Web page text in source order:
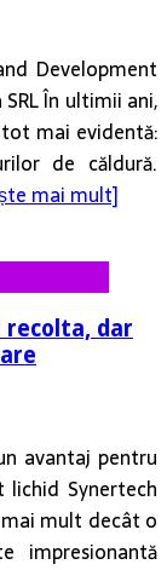
Development
În ultimii ani,
mai evidentă:
de căldură.
mai mult]
recolta, dar
avantaj pentru
Synertech
mai mult decât o
impresionantă